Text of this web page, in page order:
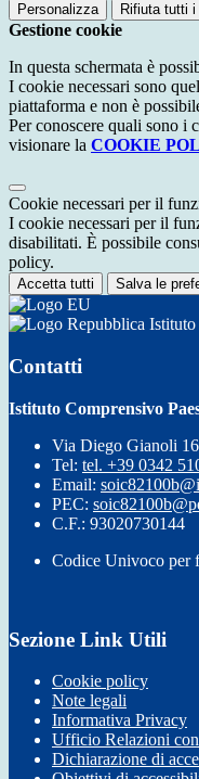
Personalizza Rifiuta tutti i
Gestione cookie
In questa schermata è
I cookie necessari sono
piattaforma e non è
Per conoscere quali sono i
visionare la COOKIE
Cookie necessari per il
I cookie necessari per il
disabilitati. È possibile
policy.
Accetta tutti Salva le
Istituto
Contatti
Istituto Comprensivo
Via Diego Gianoli
Tel: tel. +39 0342
Email:
PEC:
C.F.: 93020730144
Codice Univoco per
Sezione Link Utili
Cookie policy
Note legali
Informativa Privacy
Ufficio Relazioni
Dichiarazione di